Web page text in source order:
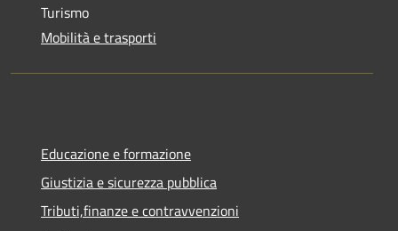
Turismo
Mobilità e trasporti
Educazione e formazione
Giustizia e sicurezza pubblica
Tributi,finanze e contravvenzioni